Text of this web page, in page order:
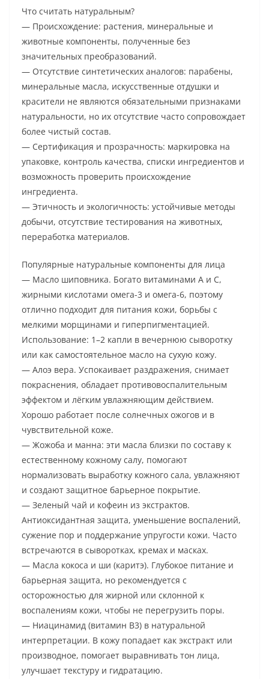
Что считать натуральным?
— Происхождение: растения, минеральные и
животные компоненты, полученные без
значительных преобразований.
— Отсутствие синтетических аналогов: парабены,
минеральные масла, искусственные отдушки и
красители не являются обязательными признаками
натуральности, но их отсутствие часто сопровождает
более чистый состав.
— Сертификация и прозрачность: маркировка на
упаковке, контроль качества, списки ингредиентов и
возможность проверить происхождение
ингредиента.
— Этичность и экологичность: устойчивые методы
добычи, отсутствие тестирования на животных,
переработка материалов.
Популярные натуральные компоненты для лица
— Масло шиповника. Богато витаминами A и C,
жирными кислотами омега-3 и омега-6, поэтому
отлично подходит для питания кожи, борьбы с
мелкими морщинами и гиперпигментацией.
Использование: 1–2 капли в вечернюю сыворотку
или как самостоятельное масло на сухую кожу.
— Алоэ вера. Успокаивает раздражения, снимает
покраснения, обладает противовоспалительным
эффектом и лёгким увлажняющим действием.
Хорошо работает после солнечных ожогов и в
чувствительной коже.
— Жожоба и манна: эти масла близки по составу к
естественному кожному салу, помогают
нормализовать выработку кожного сала, увлажняют
и создают защитное барьерное покрытие.
— Зеленый чай и кофеин из экстрактов.
Антиоксидантная защита, уменьшение воспалений,
сужение пор и поддержание упругости кожи. Часто
встречаются в сыворотках, кремах и масках.
— Масла кокоса и ши (каритэ). Глубокое питание и
барьерная защита, но рекомендуется с
осторожностью для жирной или склонной к
воспалениям кожи, чтобы не перегрузить поры.
— Ниацинамид (витамин B3) в натуральной
интерпретации. В кожу попадает как экстракт или
производное, помогает выравнивать тон лица,
улучшает текстуру и гидратацию.